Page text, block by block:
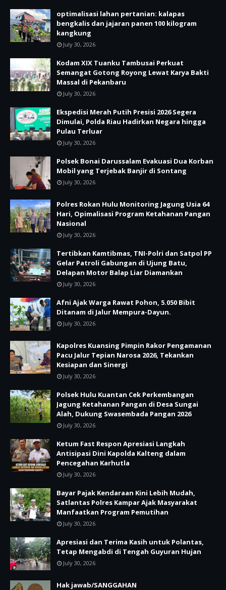
optimalisasi lahan pertanian: kalapas
bengkalis dan jajaran panen 100 kilogram
kangkung
July 30, 2026
Kodam XIX Tuanku Tambusai Perkuat
Semangat Gotong Royong Lewat Karya Bakti
Massal di Pekanbaru
July 30, 2026
Ekspedisi Merah Putih Presisi 2026 Segera
Dimulai, Polda Riau Hadirkan Negara hingga
Pulau Terluar
July 30, 2026
Polsek Bonai Darussalam Evakuasi Dua Korban
Mobil yang Terjebak Banjir di Sontang
July 30, 2026
Polres Rokan Hulu Monitoring Jagung Usia 64
Hari, Opimalisasi Program Ketahanan Pangan
Nasional
July 30, 2026
Tertibkan Kamtibmas, TNI-Polri dan Satpol PP
Gelar Patroli Gabungan di Ujung Batu,
Delapan Motor Balap Liar Diamankan
July 30, 2026
Afni Ajak Warga Rawat Pohon, 5.050 Bibit
Ditanam di Jalur Mempura-Dayun.
July 30, 2026
Kapolres Kuansing Pimpin Rakor Pengamanan
Pacu Jalur Tepian Narosa 2026, Tekankan
Kesiapan dan Sinergi
July 30, 2026
Polsek Hulu Kuantan Cek Perkembangan
Jagung Ketahanan Pangan di Desa Sungai
Alah, Dukung Swasembada Pangan 2026
July 30, 2026
Ketum Fast Respon Apresiasi Langkah
Antisipasi Dini Kapolda Kalteng dalam
Pencegahan Karhutla
July 30, 2026
Bayar Pajak Kendaraan Kini Lebih Mudah,
Satlantas Polres Kampar Ajak Masyarakat
Manfaatkan Program Pemutihan
July 30, 2026
Apresiasi dan Terima Kasih untuk Polantas,
Tetap Mengabdi di Tengah Guyuran Hujan
July 30, 2026
Hak jawab/SANGGAHAN